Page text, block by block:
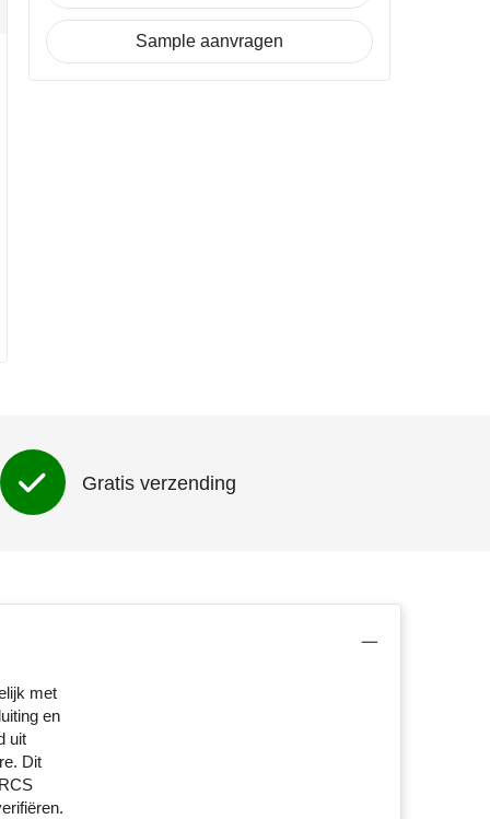
Sample aanvragen
Gratis verzending
met
en
uit
Dit